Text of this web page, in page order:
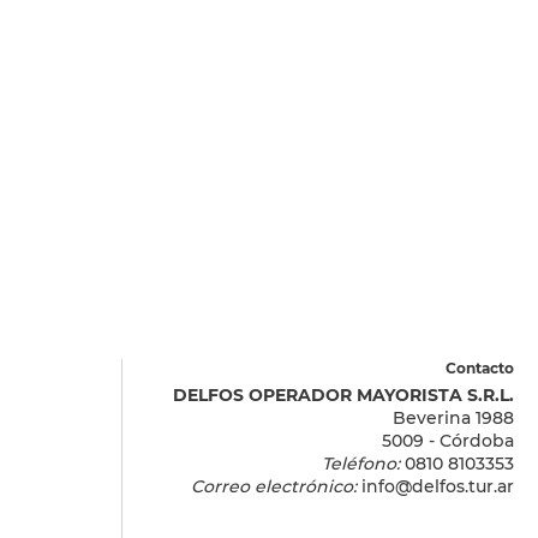
Contacto
DELFOS OPERADOR MAYORISTA S.R.L.
Beverina 1988
5009 - Córdoba
Teléfono:0810 8103353
Correo electrónico: info@delfos.tur.ar